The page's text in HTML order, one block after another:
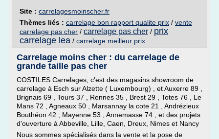
Site : carrelagesmoinscher.fr
Thèmes liés : carrelage bon rapport qualite prix / vente
carrelage pas cher / carrelage pas cher / prix
carrelage lea / carrelage meilleur prix
Carrelage moins cher : du carrelage de
grande taille pas cher
COSTILES Carrelages, c'est des magasins showroom de
carrelage à Esch sur Alzette ( Luxembourg) , et Auxerre 89 ,
Brignais 69 , Tours 37 , Rennes 35 , Brest 29 , Totes 76 , Le
Mans 72 , Agneaux 50 , Marsannay la cote 21 , Andrézieux
Bouthéon 42 , Mayenne 53 , Annemasse 74 , et des projets
d'ouverture à Abbeville, Lille, Caen, Dreux, Nimes et Nancy
Nous sommes spécialisés dans la vente et la pose de